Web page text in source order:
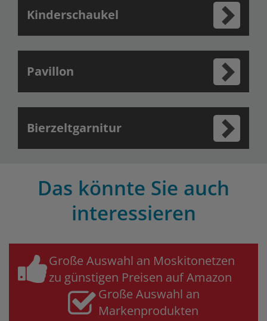
Kinderschaukel
Pavillon
Bierzeltgarnitur
Das könnte Sie auch
interessieren
Große Auswahl an Moskitonetzen
zu günstigen Preisen auf Amazon
Große Auswahl an
Markenprodukten